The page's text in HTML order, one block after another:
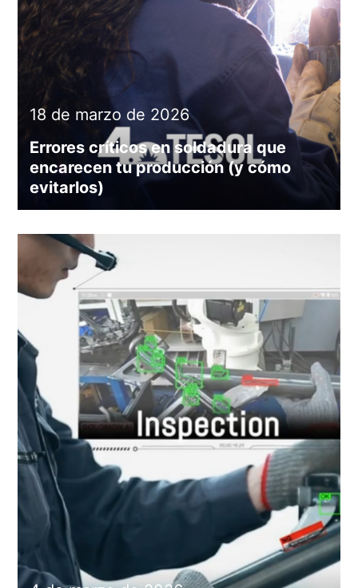
Errores críticos en soldadura que
encarecen tu producción (y cómo
evitarlos)
18 de marzo de 2026